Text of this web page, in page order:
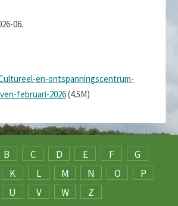
06.
en-ontspanningscentrum-
februari-2026(4.5M)
B C D E F
G
K L M N O
P
U V W Z